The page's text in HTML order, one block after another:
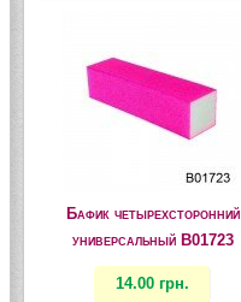
Бафик четырехсторонний
универсальный B01723
14.00 грн.